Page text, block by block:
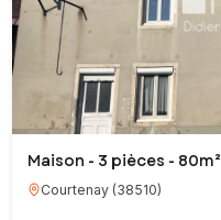
Maison - 3 pièces - 80m²
Courtenay(38510)